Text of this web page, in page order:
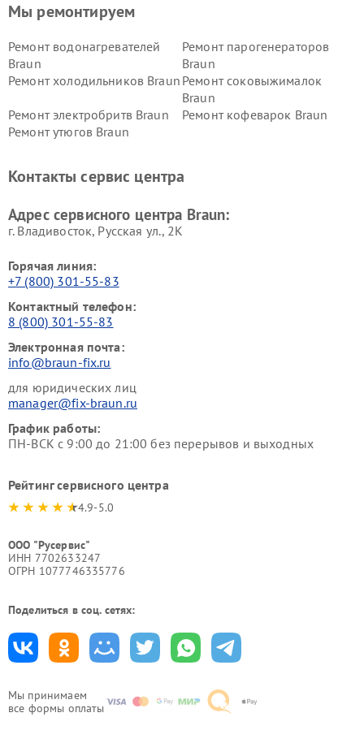
Мы принимаем
все формы оплаты
Мы ремонтируем
Ремонт водонагревателей
Braun
Ремонт парогенераторов
Braun
Ремонт холодильников Braun Ремонт соковыжималок
Braun
Ремонт электробритв Braun
Ремонт кофеварок Braun
Ремонт утюгов Braun
Контакты сервис центра
Адрес сервисного центра Braun:
г. Владивосток, Русская ул., 2К
Горячая линия:
+7 (800) 301-55-83
Контактный телефон:
8 (800) 301-55-83
Электронная почта:
info@braun-fix.ru
для юридических лиц
manager@fix-braun.ru
График работы:
ПН-ВСК с 9:00 до 21:00 без перерывов и выходных
Рейтинг сервисного центра
4.9-5.0
ООО "Русервис"
ИНН 7702633247
ОГРН 1077746335776
Поделиться в соц. сетях: